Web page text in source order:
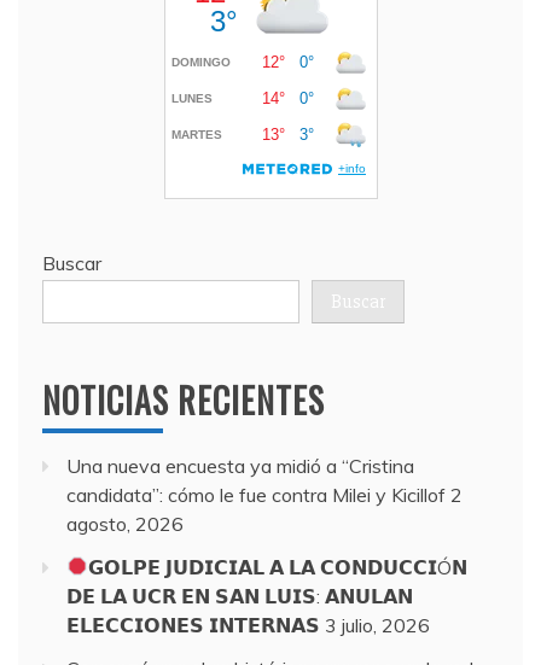
Buscar
Buscar
NOTICIAS RECIENTES
Una nueva encuesta ya midió a “Cristina
candidata”: cómo le fue contra Milei y Kicillof 2
agosto, 2026
𝗚𝗢𝗟𝗣𝗘 𝗝𝗨𝗗𝗜𝗖𝗜𝗔𝗟 𝗔 𝗟𝗔 𝗖𝗢𝗡𝗗𝗨𝗖𝗖𝗜Ó𝗡
𝗗𝗘 𝗟𝗔 𝗨𝗖𝗥 𝗘𝗡 𝗦𝗔𝗡 𝗟𝗨𝗜𝗦: 𝗔𝗡𝗨𝗟𝗔𝗡
𝗘𝗟𝗘𝗖𝗖𝗜𝗢𝗡𝗘𝗦 𝗜𝗡𝗧𝗘𝗥𝗡𝗔𝗦 3 julio, 2026